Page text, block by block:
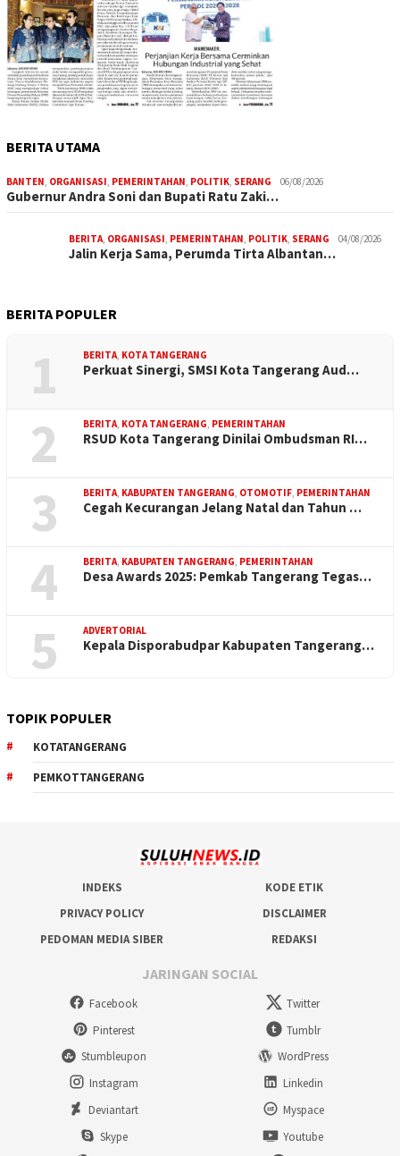
BERITA UTAMA
BANTEN, ORGANISASI, PEMERINTAHAN, POLITIK, SERANG 06/08/2026
Gubernur Andra Soni dan Bupati Ratu Zaki…
BERITA, ORGANISASI, PEMERINTAHAN, POLITIK, SERANG 04/08/2026
Jalin Kerja Sama, Perumda Tirta Albantan…
BERITA POPULER
1 BERITA, KOTA TANGERANG
Perkuat Sinergi, SMSI Kota Tangerang Aud…
2 BERITA, KOTA TANGERANG, PEMERINTAHAN
RSUD Kota Tangerang Dinilai Ombudsman RI…
3 BERITA, KABUPATEN TANGERANG, OTOMOTIF, PEMERINTAHAN
Cegah Kecurangan Jelang Natal dan Tahun …
4 BERITA, KABUPATEN TANGERANG, PEMERINTAHAN
Desa Awards 2025: Pemkab Tangerang Tegas…
5 ADVERTORIAL
Kepala Disporabudpar Kabupaten Tangerang…
TOPIK POPULER
KOTATANGERANG
PEMKOTTANGERANG
INDEKS
KODE ETIK
PRIVACY POLICY
DISCLAIMER
PEDOMAN MEDIA SIBER
REDAKSI
JARINGAN SOCIAL
Facebook
Twitter
Pinterest
Tumblr
Stumbleupon
WordPress
Instagram
Linkedin
Deviantart
Myspace
Skype
Youtube